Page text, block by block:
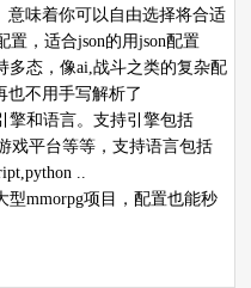
意味着你可以自由选择将合适
置，适合json的用json配置
多态，像ai,战斗之类的复杂配
也不用手写解析了
擎和语言。支持引擎包括
戏平台等等，支持语言包括
..
型mmorpg项目，配置也能秒